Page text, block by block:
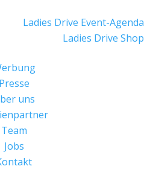
Ladies Drive Event-Agenda
Ladies Drive Shop
Presse
uns
Team
Jobs